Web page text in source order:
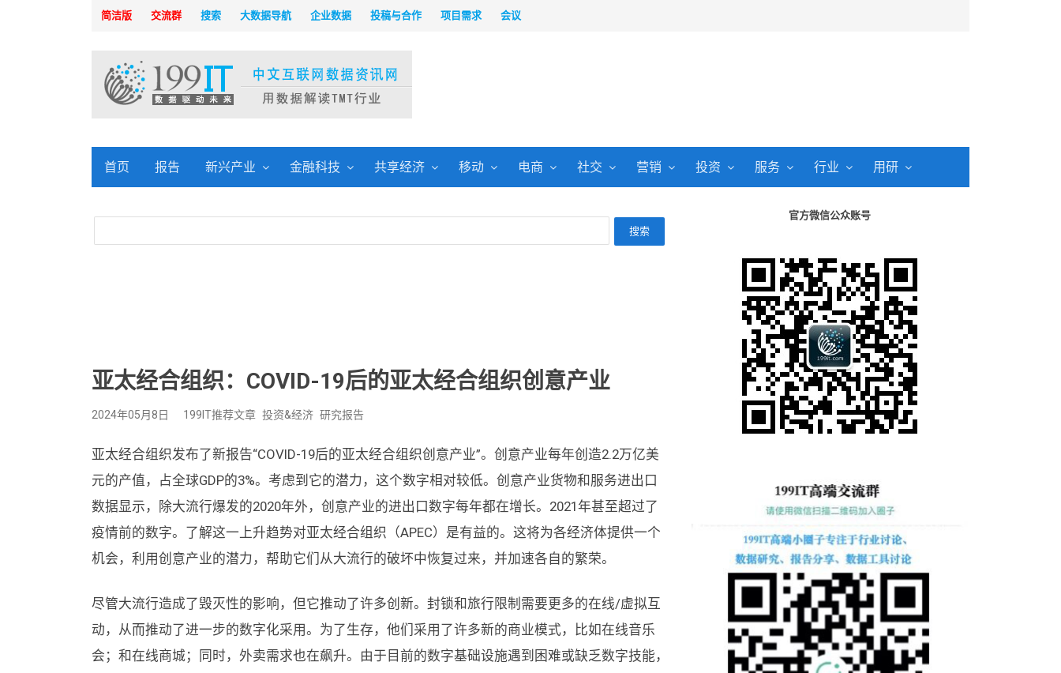
简洁版 交流群 搜索 大数据导航 企业数据 投稿与合作 项目需求 会议
首页 报告 新兴产业 金融科技 共享经济 移动 电商 社交 营销 投资 服务 行业 用研
亚太经合组织：COVID-19后的亚太经合组织创意产业
2024年05月8日 199IT推荐文章 投资&经济 研究报告
亚太经合组织发布了新报告“COVID-19后的亚太经合组织创意产业”。创意产业每年创造2.2万亿美
元的产值，占全球GDP的3%。考虑到它的潜力，这个数字相对较低。创意产业货物和服务进出口
数据显示，除大流行爆发的2020年外，创意产业的进出口数字每年都在增长。2021年甚至超过了
疫情前的数字。了解这一上升趋势对亚太经合组织（APEC）是有益的。这将为各经济体提供一个
机会，利用创意产业的潜力，帮助它们从大流行的破坏中恢复过来，并加速各自的繁荣。
尽管大流行造成了毁灭性的影响，但它推动了许多创新。封锁和旅行限制需要更多的在线/虚拟互
动，从而推动了进一步的数字化采用。为了生存，他们采用了许多新的商业模式，比如在线音乐
会；和在线商城；同时，外卖需求也在飙升。由于目前的数字基础设施遇到困难或缺乏数字技能，
官方微信公众账号